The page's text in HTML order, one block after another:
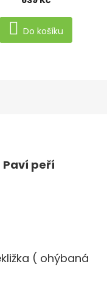
Do košíku
Paví peří
( ohýbaná